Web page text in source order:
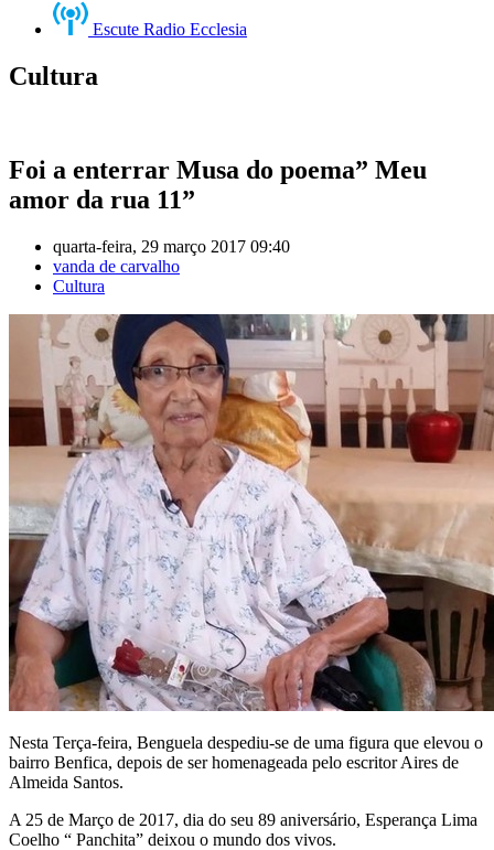
Escute Radio Ecclesia
Cultura
Foi a enterrar Musa do poema” Meu
amor da rua 11”
quarta-feira, 29 março 2017 09:40
vanda de carvalho
Cultura
Nesta Terça-feira, Benguela despediu-se de uma figura que elevou o
bairro Benfica, depois de ser homenageada pelo escritor Aires de
Almeida Santos.
A 25 de Março de 2017, dia do seu 89 aniversário, Esperança Lima
Coelho “ Panchita” deixou o mundo dos vivos.